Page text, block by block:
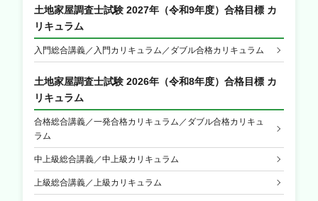
土地家屋調査士試験 2027年（令和9年度）合格目標 カ
リキュラム
入門総合講義／入門カリキュラム／ダブル合格カリキュラム
土地家屋調査士試験 2026年（令和8年度）合格目標 カ
リキュラム
合格総合講義／一発合格カリキュラム／ダブル合格カリキュ
ラム
中上級総合講義／中上級カリキュラム
上級総合講義／上級カリキュラム